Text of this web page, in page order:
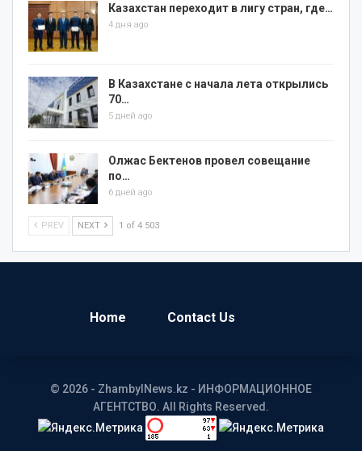
Казахстан переходит в лигу стран, где…
4 дня ago
В Казахстане с начала лета открылись
70…
5 дней ago
Олжас Бектенов провел совещание
по…
6 дней ago
PREV NEXT 1 of 4 503
Home Contact Us
© 2026 - ZhambylNews.kz - ИНФОРМАЦИОННОЕ
АГЕНТСТВО. All Rights Reserved.